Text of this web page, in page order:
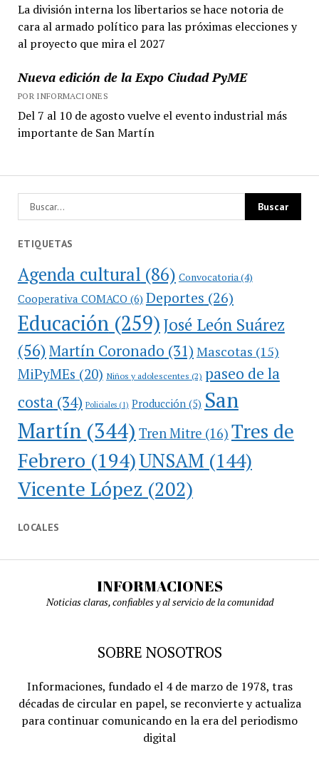
La división interna los libertarios se hace notoria de
cara al armado político para las próximas elecciones y
al proyecto que mira el 2027
Nueva edición de la Expo Ciudad PyME
POR INFORMACIONES
Del 7 al 10 de agosto vuelve el evento industrial más
importante de San Martín
ETIQUETAS
Agenda cultural (86) Convocatoria (4)
Cooperativa COMACO(6) Deportes (26)
Educación(259)José León Suárez
(56)Martín Coronado (31) Mascotas (15)
MiPyMEs (20) Niños y adolescentes (2) paseo de la
costa(34) Policiales(1) Producción(5) San
Martín(344) Tren Mitre (16) Tres de
Febrero (194)UNSAM (144)
Vicente López (202)
LOCALES
INFORMACIONES
Noticias claras, confiables y al servicio de la comunidad
SOBRE NOSOTROS
Informaciones, fundado el 4 de marzo de 1978, tras
décadas de circular en papel, se reconvierte y actualiza
para continuar comunicando en la era del periodismo
digital